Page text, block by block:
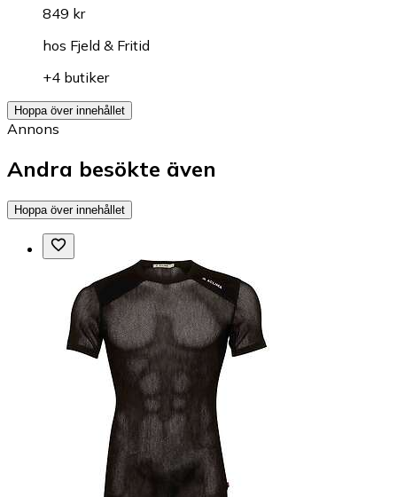
849 kr
hos Fjeld & Fritid
+4 butiker
Hoppa över innehållet
Annons
Andra besökte även
Hoppa över innehållet